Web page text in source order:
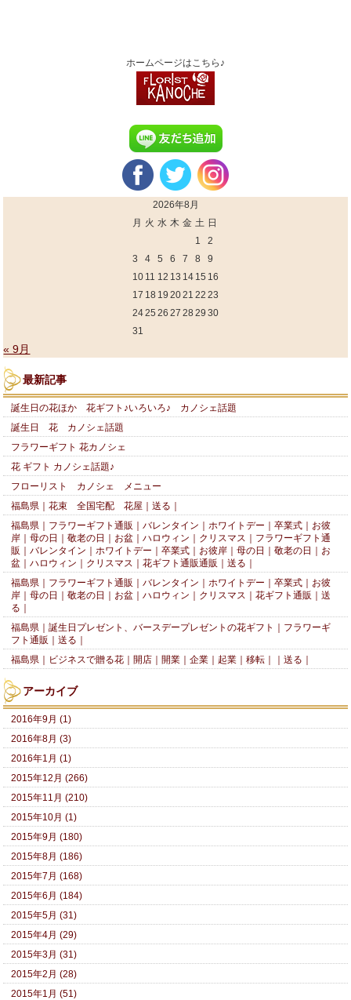
ホームページはこちら♪
2026年8月
月 火 水 木 金 土 日
1
2
3
4 5 6 7 8
9
10 11 12 13 14 15 16
17 18 19 2021 22 23
2425 26 27 28 29 30
31
« 9月
最新記事
誕生日の花ほか 花ギフト♪いろいろ♪ カノシェ話題
誕生日 花 カノシェ話題
フラワーギフト 花カノシェ
花 ギフト カノシェ話題♪
フローリスト カノシェ メニュー
福島県｜花束 全国宅配 花屋｜送る｜
福島県｜フラワーギフト通販｜バレンタイン｜ホワイトデー｜卒業式｜お彼
岸｜母の日｜敬老の日｜お盆｜ハロウィン｜クリスマス｜フラワーギフト通
販｜バレンタイン｜ホワイトデー｜卒業式｜お彼岸｜母の日｜敬老の日｜お
盆｜ハロウィン｜クリスマス｜花ギフト通販通販｜送る｜
福島県｜フラワーギフト通販｜バレンタイン｜ホワイトデー｜卒業式｜お彼
岸｜母の日｜敬老の日｜お盆｜ハロウィン｜クリスマス｜花ギフト通販｜送
る｜
福島県｜誕生日プレゼント、バースデープレゼントの花ギフト｜フラワーギ
フト通販｜送る｜
福島県｜ビジネスで贈る花｜開店｜開業｜企業｜起業｜移転｜｜送る｜
アーカイブ
2016年9月 (1)
2016年8月 (3)
2016年1月 (1)
2015年12月 (266)
2015年11月 (210)
2015年10月 (1)
2015年9月 (180)
2015年8月 (186)
2015年7月 (168)
2015年6月 (184)
2015年5月 (31)
2015年4月 (29)
2015年3月 (31)
2015年2月 (28)
2015年1月 (51)